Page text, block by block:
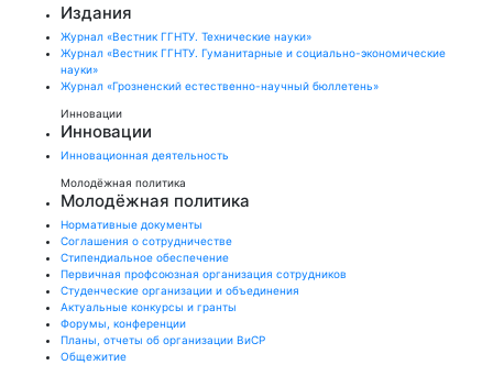
Издания
Журнал «Вестник ГГНТУ. Технические науки»
Журнал «Вестник ГГНТУ. Гуманитарные и социально-экономические
науки»
Журнал «Грозненский естественно-научный бюллетень»
Инновации
Инновации
Инновационная деятельность
Молодёжная политика
Молодёжная политика
Нормативные документы
Соглашения о сотрудничестве
Стипендиальное обеспечение
Первичная профсоюзная организация сотрудников
Студенческие организации и объединения
Актуальные конкурсы и гранты
Форумы, конференции
Планы, отчеты об организации ВиСР
Общежитие